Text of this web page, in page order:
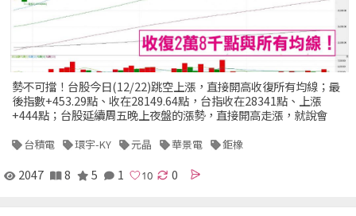
勢不可擋！台股今日(12/22)跳空上漲，直接開高收復所有均線；最
後指數+453.29點、收在28149.64點，台指收在28341點、上漲
+444點；台股延續周五晚上夜盤的漲勢，直接開高走漲，就說會
台積電 環宇-KY 元晶 華景電 鉅橡
2047 8 5 1 0